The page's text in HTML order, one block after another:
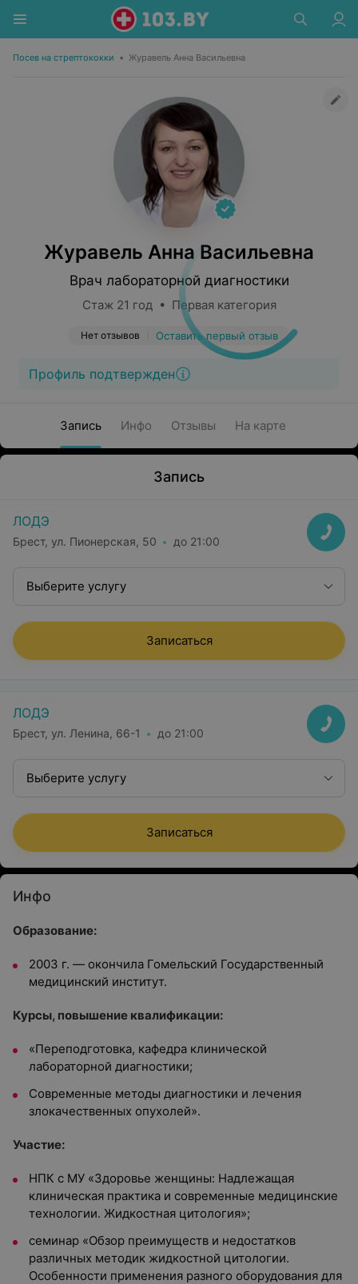
Посев на стрептококки • Журавель Анна Васильевна
Журавель Анна Васильевна
Врач лабораторной диагностики
Стаж 21 год • Первая категория
Нет отзывов Оставить первый отзыв
Профиль подтвержден
Запись Инфо Отзывы На карте
Запись
ЛОДЭ
Брест, ул. Пионерская, 50 до 21:00
Выберите услугу
Записаться
ЛОДЭ
Брест, ул. Ленина, 66-1 до 21:00
Выберите услугу
Записаться
Инфо
Образование:
2003 г. — окончила Гомельский Государственный
медицинский институт.
Курсы, повышение квалификации:
«Переподготовка, кафедра клинической
лабораторной диагностики;
Современные методы диагностики и лечения
злокачественных опухолей».
Участие:
НПК с МУ «Здоровье женщины: Надлежащая
клиническая практика и современные медицинские
технологии. Жидкостная цитология»;
семинар «Обзор преимуществ и недостатков
различных методик жидкостной цитологии.
Особенности применения разного оборудования для